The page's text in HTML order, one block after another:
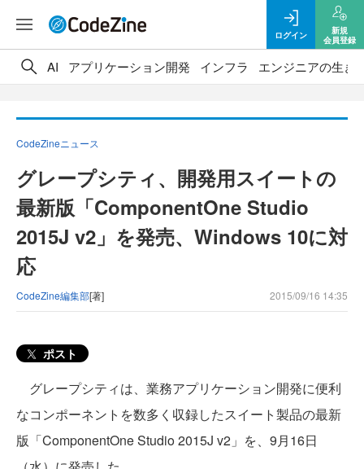
ログイン
新規
会員登録
AI アプリケーション開発 インフラ エンジニアの生き
CodeZineニュース
グレープシティ、開発用スイートの
最新版「ComponentOne Studio
2015J v2」を発売、Windows 10に対
応
CodeZine編集部[著] 2015/09/16 14:35
ポスト
グレープシティは、業務アプリケーション開発に便利
なコンポーネントを数多く収録したスイート製品の最新
版「ComponentOne Studio 2015J v2」を、9月16日